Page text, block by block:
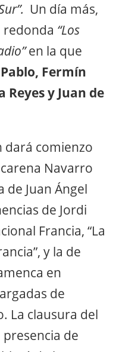
Un día más,
redonda “Los
en la que
Fermín
y Juan de
dará comienzo
Navarro
de Juan Ángel
de Jordi
Francia, “La
y la de
en
de
La clausura del
de